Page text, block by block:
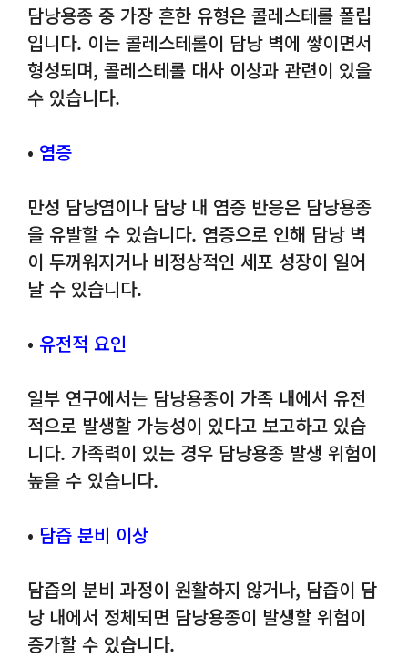
담낭용종 중 가장 흔한 유형은 콜레스테롤 폴립
입니다. 이는 콜레스테롤이 담낭 벽에 쌓이면서
형성되며, 콜레스테롤 대사 이상과 관련이 있을
수 있습니다.
• 염증
만성 담낭염이나 담낭 내 염증 반응은 담낭용종
을 유발할 수 있습니다. 염증으로 인해 담낭 벽
이 두꺼워지거나 비정상적인 세포 성장이 일어
날 수 있습니다.
• 유전적 요인
일부 연구에서는 담낭용종이 가족 내에서 유전
적으로 발생할 가능성이 있다고 보고하고 있습
니다. 가족력이 있는 경우 담낭용종 발생 위험이
높을 수 있습니다.
• 담즙 분비 이상
담즙의 분비 과정이 원활하지 않거나, 담즙이 담
낭 내에서 정체되면 담낭용종이 발생할 위험이
증가할 수 있습니다.